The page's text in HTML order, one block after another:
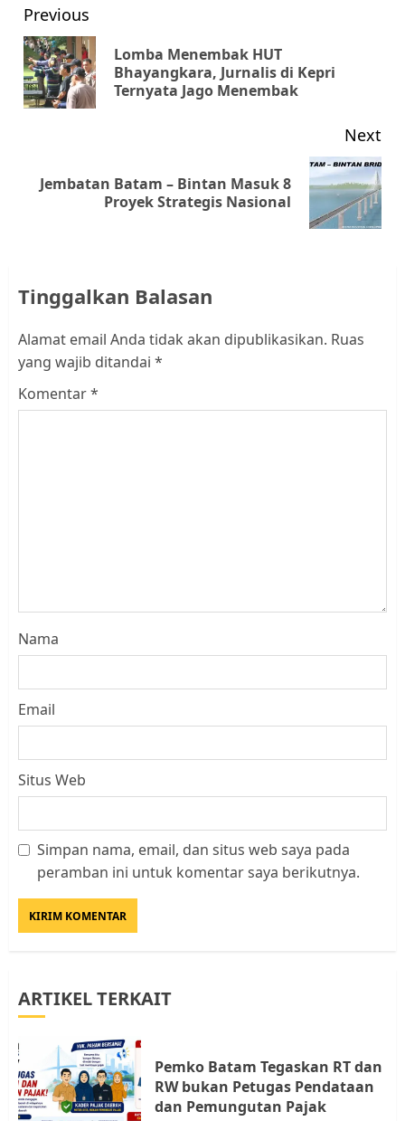
Post
navigation
Previous
Lomba Menembak HUT
Bhayangkara, Jurnalis di Kepri
Ternyata Jago Menembak
Next
Next
Jembatan Batam – Bintan Masuk 8
Proyek Strategis Nasional
Tinggalkan Balasan
Alamat email Anda tidak akan dipublikasikan. Ruas
yang wajib ditandai *
Komentar*
Nama
Email
Situs Web
Simpan nama, email, dan situs web saya pada
peramban ini untuk komentar saya berikutnya.
ARTIKEL TERKAIT
Pemko Batam Tegaskan RT dan
RW bukan Petugas Pendataan
dan Pemungutan Pajak
Datangi Pemko Batam, Warga
4
Warga Rempang Ajukan
Resahkan Warga
JULI 17, 2026 0